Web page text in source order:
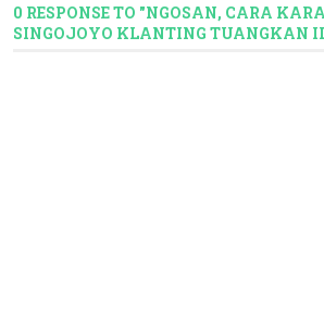
0 RESPONSE TO "NGOSAN, CARA
SINGOJOYO KLANTING TUANGKAN